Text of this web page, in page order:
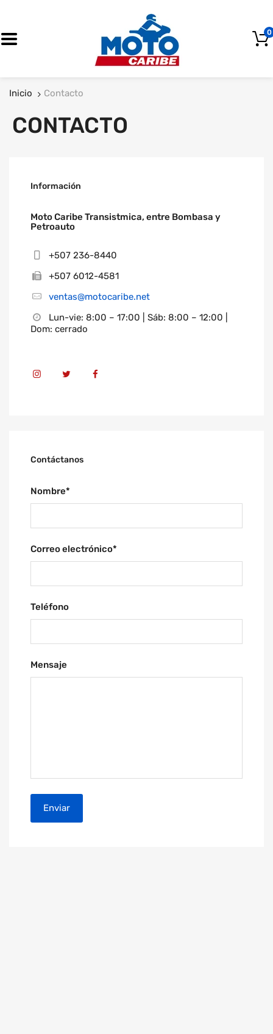
IMPERMEABLE FP CYCLONE NEGRO
0
Inicio Contacto
CONTACTO
Información
Moto Caribe Transistmica, entre Bombasa y
Petroauto
+507 236-8440
+507 6012-4581
ventas@motocaribe.net
Lun-vie: 8:00 – 17:00 | Sáb: 8:00 – 12:00 |
Dom: cerrado
Contáctanos
Nombre*
Correo electrónico*
Teléfono
Mensaje
Enviar